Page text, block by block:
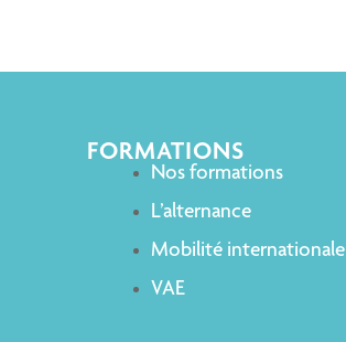
FORMATIONS
Nos formations
L’alternance
Mobilité internationale
VAE